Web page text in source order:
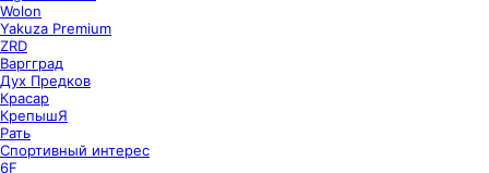
Wolon
Yakuza Premium
ZRD
Варгград
Дух Предков
Красар
КрепышЯ
Рать
Спортивный интерес
6F